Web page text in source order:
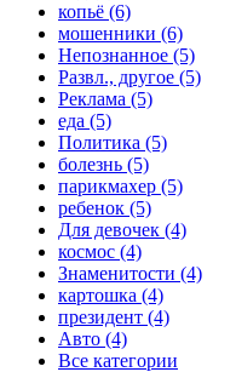
копьё (6)
мошенники (6)
Непознанное (5)
Развл., другое (5)
Реклама (5)
еда (5)
Политика (5)
болезнь (5)
парикмахер (5)
ребенок (5)
Для девочек (4)
космос (4)
Знаменитости (4)
картошка (4)
президент (4)
Авто (4)
Все категории